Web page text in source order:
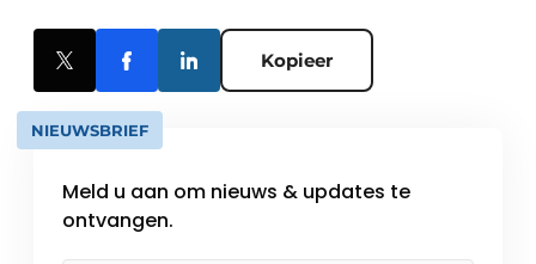
Kopieer
NIEUWSBRIEF
Meld u aan om nieuws & updates te
ontvangen.